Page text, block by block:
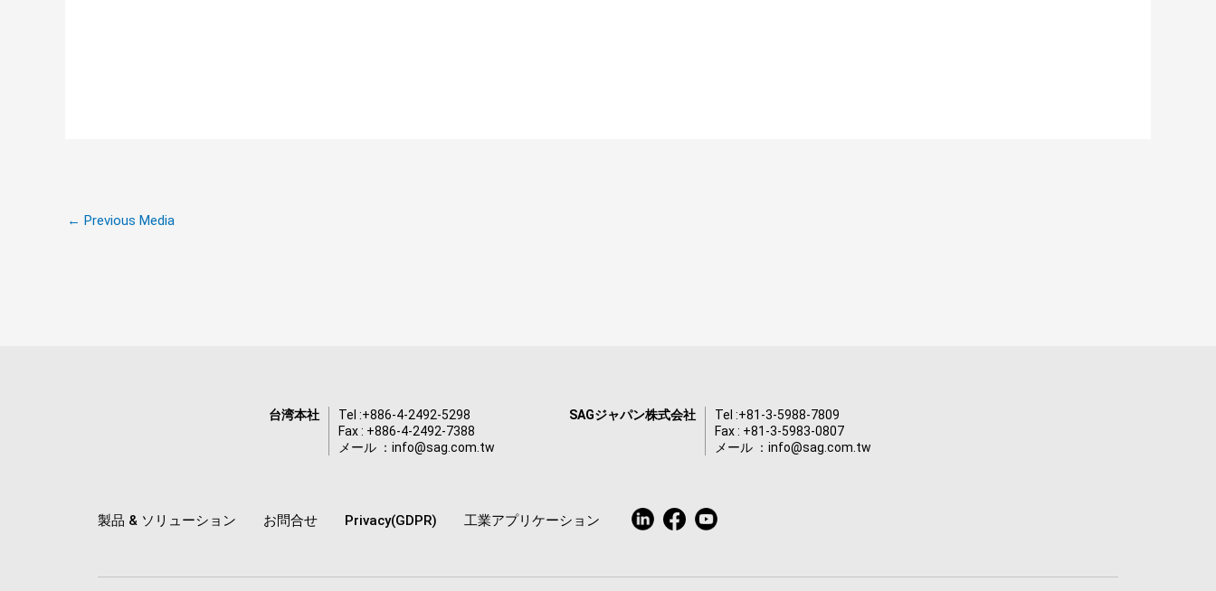
← Previous Media
台湾本社 Tel :+886-4-2492-5298
Fax : +886-4-2492-7388
メール ：info@sag.com.tw
SAGジャパン株式会社 Tel :+81-3-5988-7809
Fax : +81-3-5983-0807
メール ：info@sag.com.tw
製品 & ソリューション お問合せ Privacy(GDPR) 工業アプリケーション